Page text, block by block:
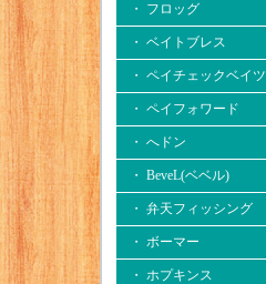
・ フロッグ
・ ベイトブレス
・ ペイチェックベイツ
・ ペイフォワード
・ へドン
・ BeveL(ベベル)
・ 弁天フィッシング
・ ボーマー
・ ホプキンス